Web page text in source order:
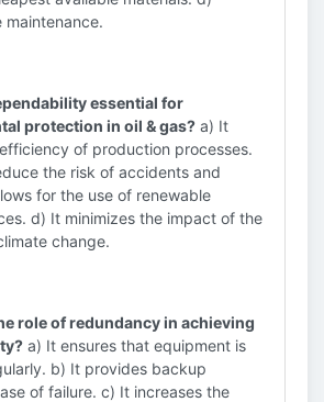
maintenance.
essential for
protection in oil & gas? a) It
of production processes.
the risk of accidents and
for the use of renewable
d) It minimizes the impact of the
change.
role of redundancy in achieving
a) It ensures that equipment is
b) It provides backup
of failure. c) It increases the